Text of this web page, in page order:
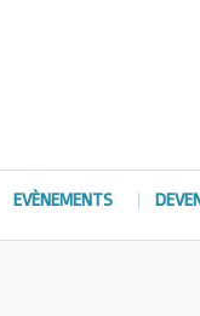
EVÈNEMENTS